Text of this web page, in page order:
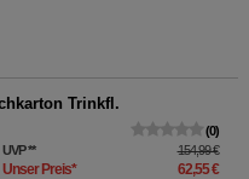
Trinkfl.
0
UVP** 154,99 €
Unser Preis* 62,55 €